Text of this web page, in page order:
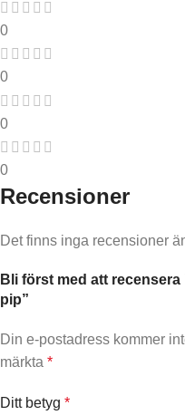
0
0
0
0
Recensioner
Det finns inga recensioner
Bli först med att
pip”
Din e-postadress kommer
märkta *
Ditt betyg *